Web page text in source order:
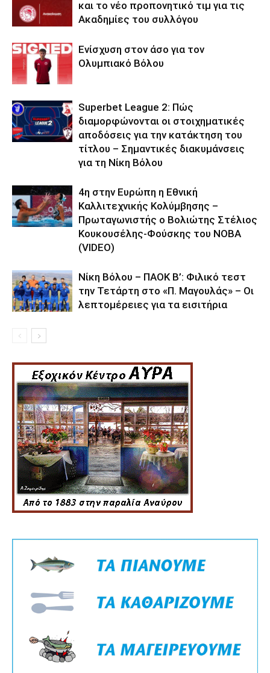
και το νέο προπονητικό τιμ για τις
Ακαδημίες του συλλόγου
Ενίσχυση στον άσο για τον
Ολυμπιακό Βόλου
Superbet League 2: Πώς
διαμορφώνονται οι στοιχηματικές
αποδόσεις για την κατάκτηση του
τίτλου – Σημαντικές διακυμάνσεις
για τη Νίκη Βόλου
4η στην Ευρώπη η Εθνική
Καλλιτεχνικής Κολύμβησης –
Πρωταγωνιστής ο Βολιώτης Στέλιος
Κουκουσέλης-Φούσκης του ΝΟΒΑ
(VIDEO)
Νίκη Βόλου – ΠΑΟΚ Β’: Φιλικό τεστ
την Τετάρτη στο «Π. Μαγουλάς» – Οι
λεπτομέρειες για τα εισιτήρια